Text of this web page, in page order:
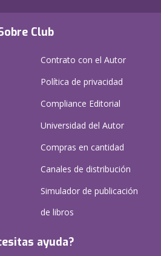
Club
Contrato con el Autor
Política de privacidad
Compliance Editorial
Universidad del Autor
Compras en cantidad
Canales de distribución
Simulador de publicación
de libros
ayuda?